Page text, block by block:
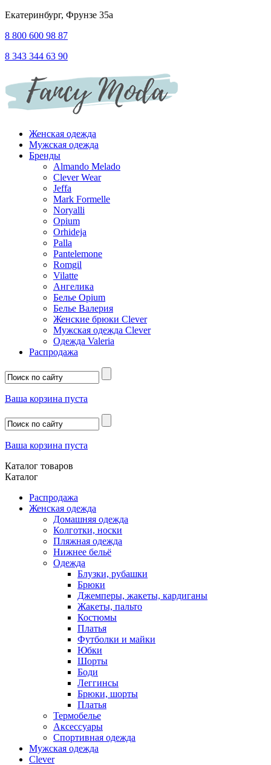
Екатеринбург, Фрунзе 35а
8 800 600 98 87
8 343 344 63 90
Женская одежда
Мужская одежда
Бренды
Almando Melado
Clever Wear
Jeffa
Mark Formelle
Noryalli
Opium
Orhideja
Palla
Pantelemone
Romgil
Vilatte
Ангелика
Белье Opium
Белье Валерия
Женские брюки Clever
Мужская одежда Clever
Одежда Valeria
Распродажа
Ваша корзина пуста
Ваша корзина пуста
Каталог товаров
Каталог
Распродажа
Женская одежда
Домашняя одежда
Колготки, носки
Пляжная одежда
Нижнее бельё
Одежда
Блузки, рубашки
Брюки
Джемперы, жакеты, кардиганы
Жакеты, пальто
Костюмы
Платья
Футболки и майки
Юбки
Шорты
Боди
Леггинсы
Брюки, шорты
Платья
Термобелье
Аксессуары
Спортивная одежда
Мужская одежда
Clever